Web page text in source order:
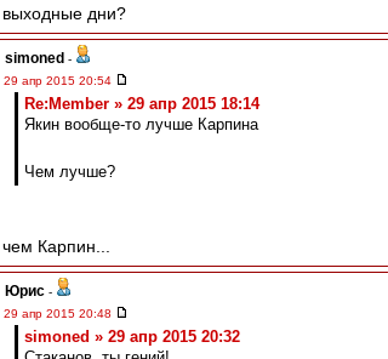
выходные дни?
simoned -
29 апр 2015 20:54
Re:Member » 29 апр 2015 18:14
Якин вообще-то лучше Карпина
Чем лучше?
чем Карпин...
Юрис -
29 апр 2015 20:48
simoned » 29 апр 2015 20:32